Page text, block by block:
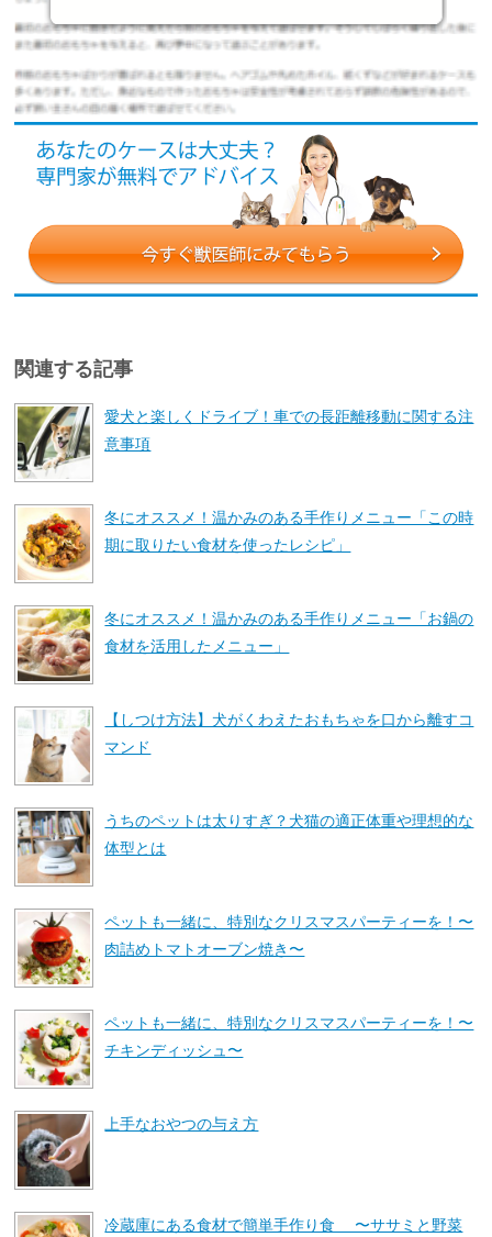
関連する記事
愛犬と楽しくドライブ！車での長距離移動に関する注
意事項
冬にオススメ！温かみのある手作りメニュー「この時
期に取りたい食材を使ったレシピ」
冬にオススメ！温かみのある手作りメニュー「お鍋の
食材を活用したメニュー」
【しつけ方法】犬がくわえたおもちゃを口から離すコ
マンド
うちのペットは太りすぎ？犬猫の適正体重や理想的な
体型とは
ペットも一緒に、特別なクリスマスパーティーを！〜
肉詰めトマトオーブン焼き〜
ペットも一緒に、特別なクリスマスパーティーを！〜
チキンディッシュ〜
上手なおやつの与え方
冷蔵庫にある食材で簡単手作り食 〜ササミと野菜